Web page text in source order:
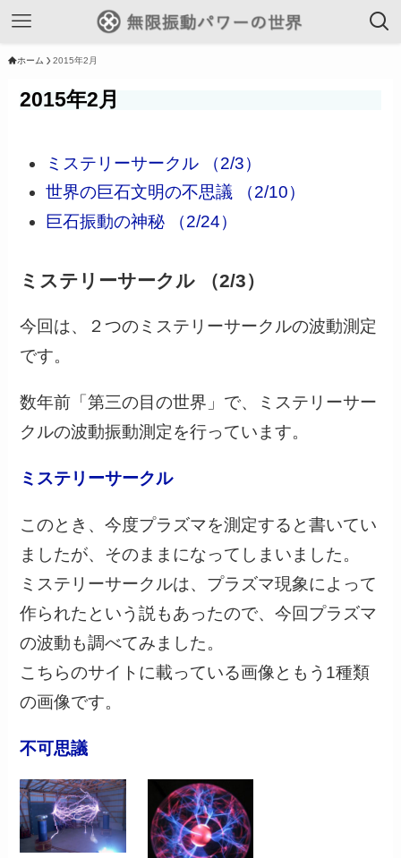
ホーム 2015年2月
2015年2月
ミステリーサークル （2/3）
世界の巨石文明の不思議 （2/10）
巨石振動の神秘 （2/24）
ミステリーサークル （2/3）
今回は、２つのミステリーサークルの波動測定
です。
数年前「第三の目の世界」で、ミステリーサー
クルの波動振動測定を行っています。
ミステリーサークル
このとき、今度プラズマを測定すると書いてい
ましたが、そのままになってしまいました。
ミステリーサークルは、プラズマ現象によって
作られたという説もあったので、今回プラズマ
の波動も調べてみました。
こちらのサイトに載っている画像ともう1種類
の画像です。
不可思議